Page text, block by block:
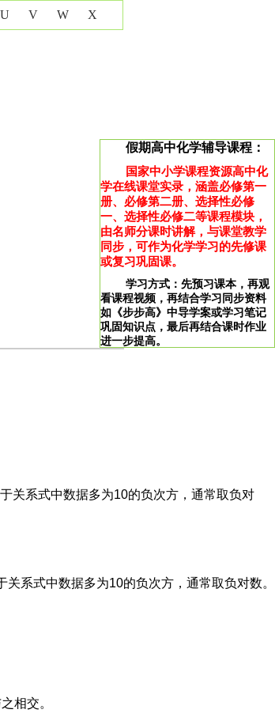
U V W X
假期高中化学辅导课程：
国家中小学课程资源高中化
学在线课堂实录，涵盖必修第一
册、必修第二册、选择性必修
一、选择性必修二等课程模块，
由名师分课时讲解，与课堂教学
同步，可作为化学学习的先修课
或复习巩固课。
学习方式：先预习课本，再观
看课程视频，再结合学习同步资料
如《步步高》中导学案或学习笔记
巩固知识点，最后再结合课时作业
进一步提高。
关系式中数据多为10的负次方，通常取负对
系式中数据多为10的负次方，通常取负对数。
相交。